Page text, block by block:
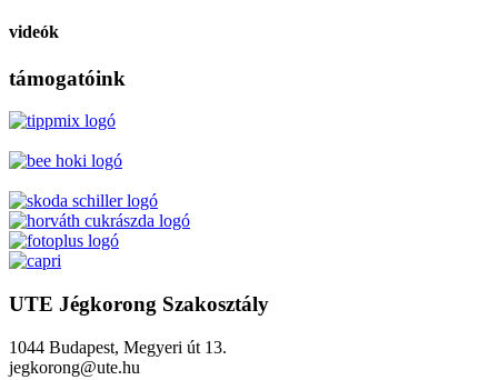
videók
támogatóink
UTE Jégkorong Szakosztály
1044 Budapest, Megyeri út 13.
jegkorong@ute.hu